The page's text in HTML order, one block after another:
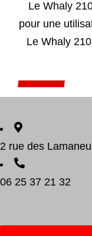
Add to cart
Le Whaly
pour une
Le Whaly
2 rue des
06 25 37 21 32